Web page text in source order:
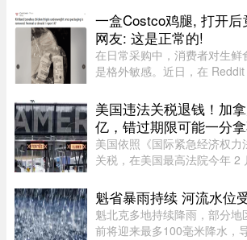
一盒Costco鸡腿, 打开后
网友: 这是正常的!
在日常采购中，消费者对生鲜
是格外敏感。近日，在
Costco 购买的 Kirkland 无骨
称重，竟然比标签上的重量 ...
美国违法关税退钱！加
亿，错过期限可能一分
美国依照《国际紧急经济权力
关税，在美国最高法院今年 2
种关税（包括 Section 122、
纷出台，令退款进展变得容 ...
魁省暴雨持续 河流水位
魁北克多地持续降雨，部分地
前将迎来最多100毫米降水，